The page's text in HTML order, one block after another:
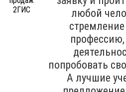
любой
попробовать
А лучшие